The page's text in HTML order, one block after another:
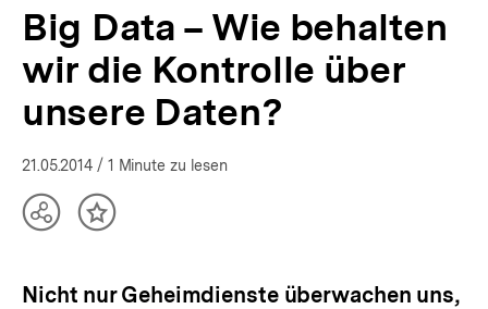
behalten
Kontrolle
unsere
Big
bpb.de
Big Data – Wie behalten
wir die Kontrolle über
unsere Daten?
21.05.2014 / 1 Minute zu lesen
TeilenInhalt
Nicht nur Geheimdienste überwachen uns,